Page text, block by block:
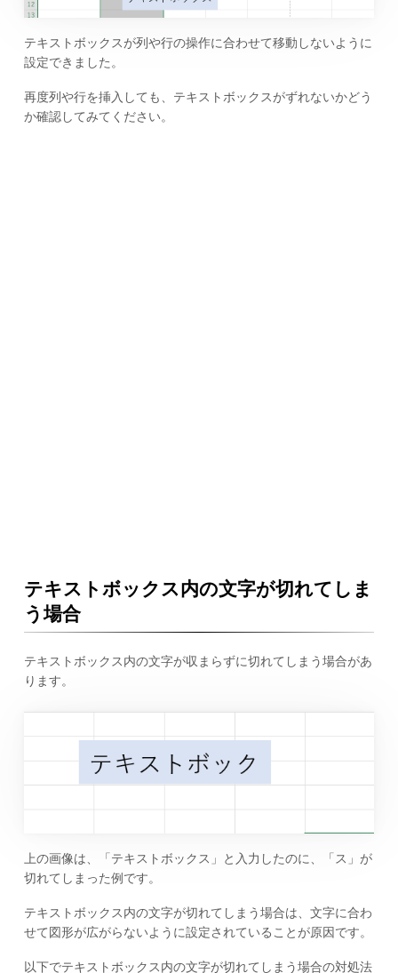
テキストボックスが列や行の操作に合わせて移動しないように
設定できました。
再度列や行を挿入しても、テキストボックスがずれないかどう
か確認してみてください。
テキストボックス内の文字が切れてしま
う場合
テキストボックス内の文字が収まらずに切れてしまう場合があ
ります。
上の画像は、「テキストボックス」と入力したのに、「ス」が
切れてしまった例です。
テキストボックス内の文字が切れてしまう場合は、文字に合わ
せて図形が広がらないように設定されていることが原因です。
以下でテキストボックス内の文字が切れてしまう場合の対処法